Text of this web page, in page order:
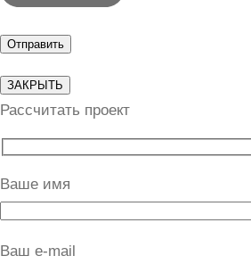
ЗАКРЫТЬ
Рассчитать проект
Ваше имя
Ваш e-mail